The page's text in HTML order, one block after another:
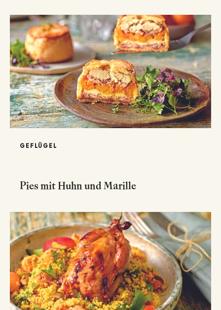
GEFLÜGEL
Pies mit Huhn und Marille